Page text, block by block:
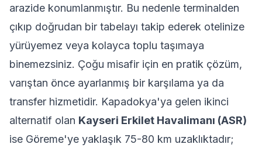
arazide konumlanmıştır. Bu nedenle terminalden
çıkıp doğrudan bir tabelayı takip ederek otelinize
yürüyemez veya kolayca toplu taşımaya
binemezsiniz. Çoğu misafir için en pratik çözüm,
varıştan önce ayarlanmış bir karşılama ya da
transfer hizmetidir. Kapadokya'ya gelen ikinci
alternatif olan Kayseri Erkilet Havalimanı (ASR)
ise Göreme'ye yaklaşık 75-80 km uzaklıktadır;